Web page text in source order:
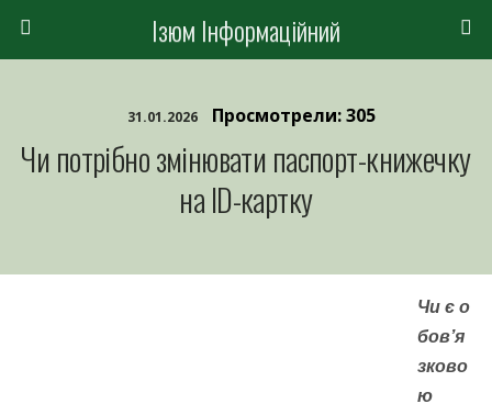
Ізюм Інформаційний
31.01.2026 Просмотрели: 305
Чи потрібно змінювати паспорт-книжечку
на ID-картку
Чи є о
бов’я
зково
ю